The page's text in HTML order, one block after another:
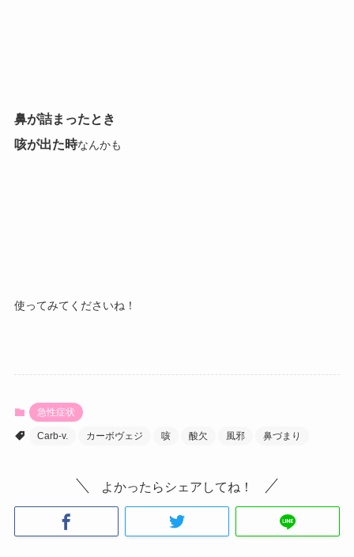
鼻が詰まったとき
咳が出た時なんかも
使ってみてくださいね！
急性症状
Carb-v. カーボヴェジ 咳 酸欠 風邪 鼻づまり
よかったらシェアしてね！